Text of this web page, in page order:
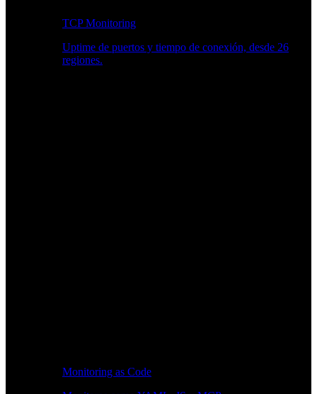
TCP Monitoring
Uptime de puertos y tiempo de conexión, desde 26
regiones.
Monitoring as Code